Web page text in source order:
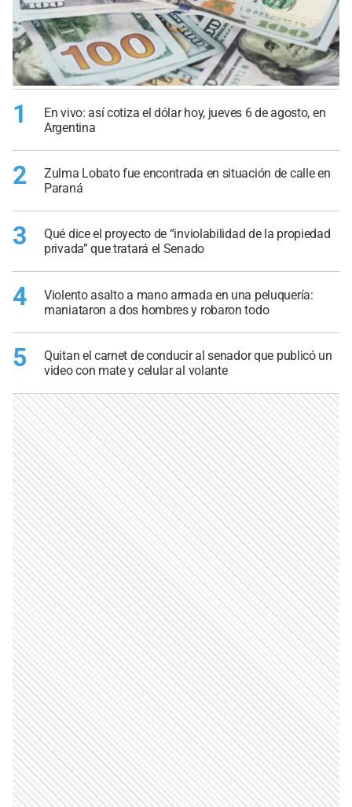
1
En vivo: así cotiza el dólar hoy, jueves 6 de agosto, en
Argentina
2
Zulma Lobato fue encontrada en situación de calle en
Paraná
3
Qué dice el proyecto de “inviolabilidad de la propiedad
privada” que tratará el Senado
4
Violento asalto a mano armada en una peluquería:
maniataron a dos hombres y robaron todo
5
Quitan el carnet de conducir al senador que publicó un
video con mate y celular al volante